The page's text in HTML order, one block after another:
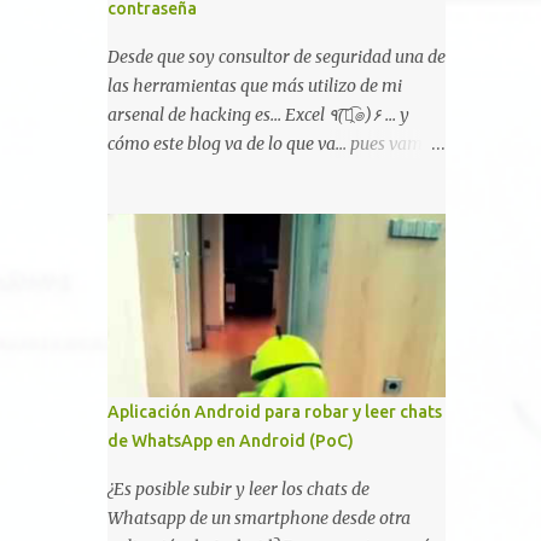
WhatsApp, comprometer bases de datos o
cambiar notas de cursos. La Lista de
Hackers, que atrajo la atención mundial
después de un informe publicado en The
recibe ofertas para prestar el servicio y la
garantía de los promotores del sitio de que
el demandado cumple con ...
contraseña
Desde que soy consultor de seguridad una de
las herramientas que más utilizo de mi
arsenal de hacking es... Excel ٩(͡๏̯͡๏)۶ ... y
cómo este blog va de lo que va... pues vamos
nuestras hojas de cálculo favoritas. Cifrar
con contraseña Algo muy común es proteger
el acceso total al fichero con una contraseña:
Aplicación Android para robar y leer chats
de WhatsApp en Android (PoC)
¿Es posible subir y leer los chats de
Whatsapp de un smartphone desde otra